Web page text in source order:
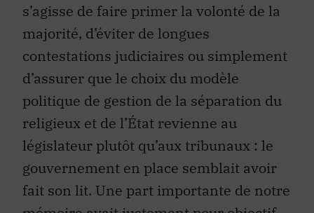
s’agisse de faire primer la volonté de la
majorité, d’éviter de longues
contestations judiciaires ou simplement
d’assurer que le choix du modèle
politique de gestion de la séparation du
religieux et de l’État revienne au
législateur plutôt qu’aux tribunaux : le
gouvernement en place semblait avoir
fait son lit. Une part importante de notre